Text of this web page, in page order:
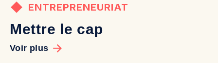
Mettre le cap
ENTREPRENEURIAT
Voir plus